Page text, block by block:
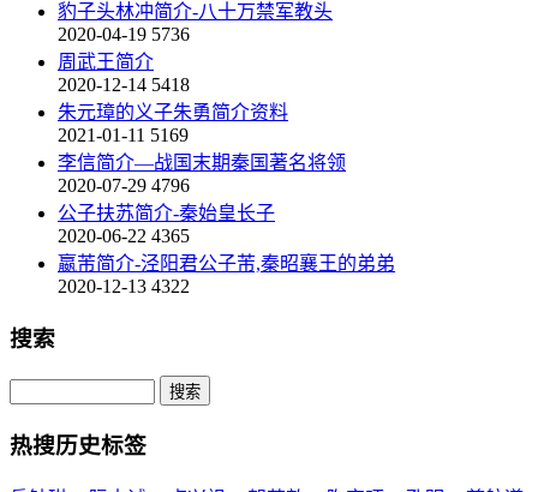
豹子头林冲简介-八十万禁军教头
2020-04-19 5736
周武王简介
2020-12-14 5418
朱元璋的义子朱勇简介资料
2021-01-11 5169
李信简介—战国末期秦国著名将领
2020-07-29 4796
公子扶苏简介-秦始皇长子
2020-06-22 4365
嬴芾简介-泾阳君公子芾,秦昭襄王的弟弟
2020-12-13 4322
搜索
热搜历史标签